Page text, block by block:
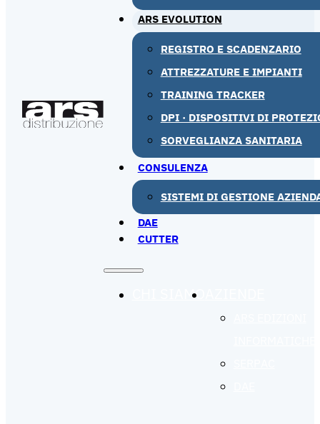
ARS EVOLUTION
REGISTRO E SCADENZARIO
ATTREZZATURE E IMPIANTI
TRAINING TRACKER
DPI · DISPOSITIVI DI
SORVEGLIANZA SANITARIA
CONSULENZA
SISTEMI DI GESTIONE
DAE
CUTTER
CHI SIAMO